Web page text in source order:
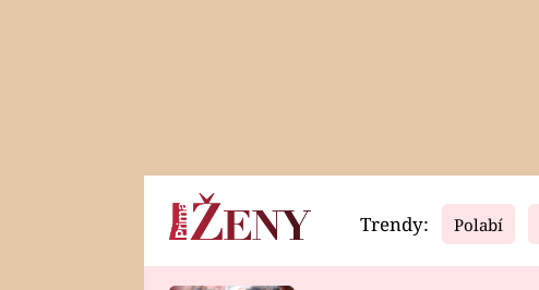
Horoskopy Video
Trendy: Polabí